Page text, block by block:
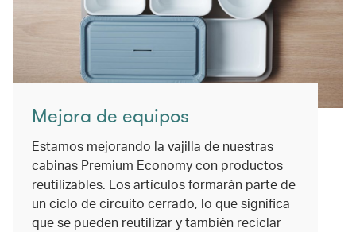
Mejora de equipos
Estamos mejorando la vajilla de nuestras
cabinas Premium Economy con productos
reutilizables. Los artículos formarán parte de
un ciclo de circuito cerrado, lo que significa
que se pueden reutilizar y también reciclar